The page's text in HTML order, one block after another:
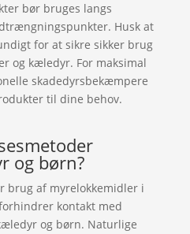
bør bruges langs
Husk at
for at sikre sikker brug
og kæledyr. For maksimal
skadedyrsbekæmpere
til dine behov.
og børn?
brug af myrelokkemidler i
kontakt med
og børn. Naturlige